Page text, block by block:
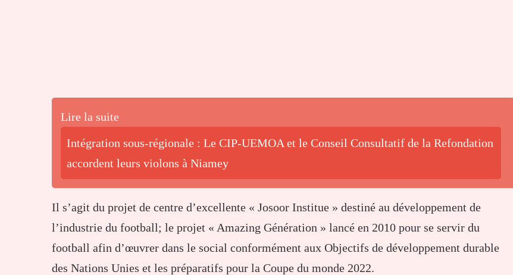
Lire la suite
Intégration sous-régionale : Le CIP-UEMOA et le Conseil Consultatif de la Refondation
accordent leurs violons à Niamey
Il s’agit du projet de centre d’excellente « Josoor Institue » destiné au développement de
l’industrie du football; le projet « Amazing Génération » lancé en 2010 pour se servir du
football afin d’œuvrer dans le social conformément aux Objectifs de développement durable
des Nations Unies et les préparatifs pour la Coupe du monde 2022.